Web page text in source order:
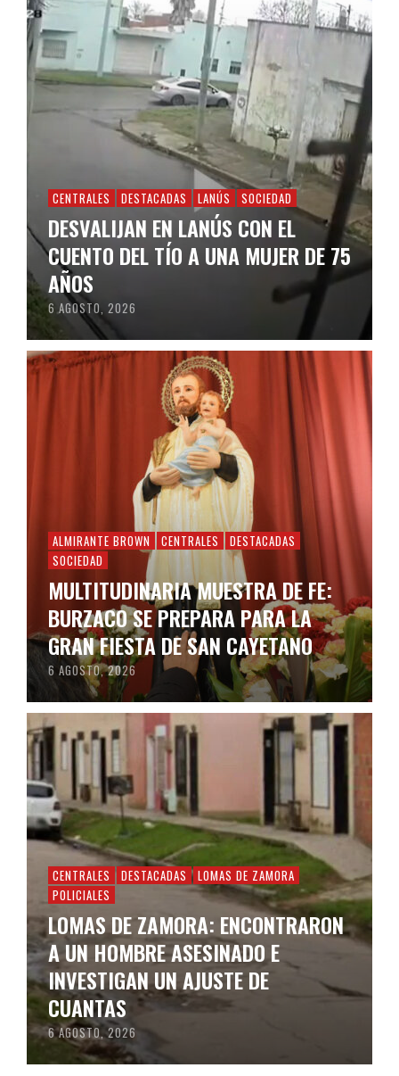
CENTRALES DESTACADAS LANÚS SOCIEDAD
DESVALIJAN EN LANÚS CON EL
CUENTO DEL TÍO A UNA MUJER DE 75
AÑOS
6 AGOSTO, 2026
ALMIRANTE BROWN CENTRALES
DESTACADAS
SOCIEDAD
MULTITUDINARIA MUESTRA DE FE:
BURZACO SE PREPARA PARA LA
GRAN FIESTA DE SAN CAYETANO
6 AGOSTO, 2026
CENTRALES DESTACADAS
LOMAS DE ZAMORA
POLICIALES
LOMAS DE ZAMORA: ENCONTRARON
A UN HOMBRE ASESINADO E
INVESTIGAN UN AJUSTE DE
CUANTAS
6 AGOSTO, 2026